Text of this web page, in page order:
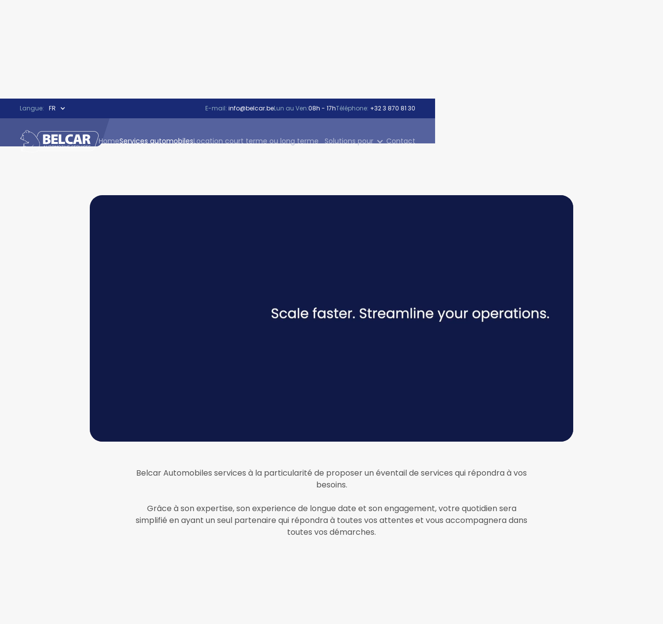
Langue: FR E-mail: info@belcar.beLun au Ven:08h - 17hTéléphone: +32 3 870 81 30
HomeServices automobilesLocation court terme ou long terme Solutions pour Contact
Belcar Automobiles services à la particularité de proposer un éventail de services qui répondra à vos
besoins.
Grâce à son expertise, son experience de longue date et son engagement, votre quotidien sera
simplifié en ayant un seul partenaire qui répondra à toutes vos attentes et vous accompagnera dans
toutes vos démarches.